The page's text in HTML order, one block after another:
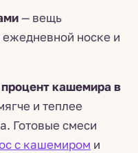
— вещь
ежедневной носке и
процент кашемира в
и теплее
Готовые смеси
с кашемиром и